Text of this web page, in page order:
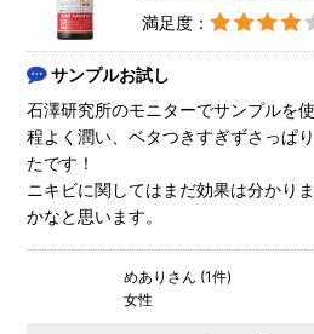
満足度：
サンプルお試し
石澤研究所のモニターでサンプルを
程よく潤い、ベタつきすぎずさっぱ
たです！
ニキビに関してはまだ効果は分かり
かなと思います。
めありさん (1件)
女性